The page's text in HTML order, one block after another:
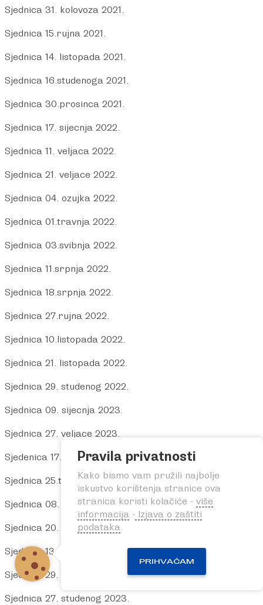
Sjednica 31. kolovoza 2021.
Sjednica 15.rujna 2021.
Sjednica 14. listopada 2021.
Sjednica 16.studenoga 2021.
Sjednica 30.prosinca 2021.
Sjednica 17. sijecnja 2022.
Sjednica 11. veljaca 2022.
Sjednica 21. veljace 2022.
Sjednica 04. ozujka 2022.
Sjednica 01.travnja 2022.
Sjednica 03.svibnja 2022.
Sjednica 11.srpnja 2022.
Sjednica 18.srpnja 2022.
Sjednica 27.rujna 2022.
Sjednica 10.listopada 2022.
Sjednica 21. listopada 2022.
Sjednica 29. studenog 2022.
Sjednica 09. sijecnja 2023.
Sjednica 27. veljace 2023.
Sjedenica 17.ozujka 2023.
Sjednica 25.travnja 2023.
Sjednica 08. svibnja 2023.
Sjednica 20. lipnja 2023.
Sjednica 13. srpnja 2023.
Sjednica 29. rujna 2023.
Sjednica 27. studenog 2023.
Pravila privatnosti
Kako bismo vam pružili najbolje
iskustvo korištenja stranice ova
stranica koristi kolačiće - više
informacija - Izjava o zaštiti
podataka.
PRIHVAĆAM